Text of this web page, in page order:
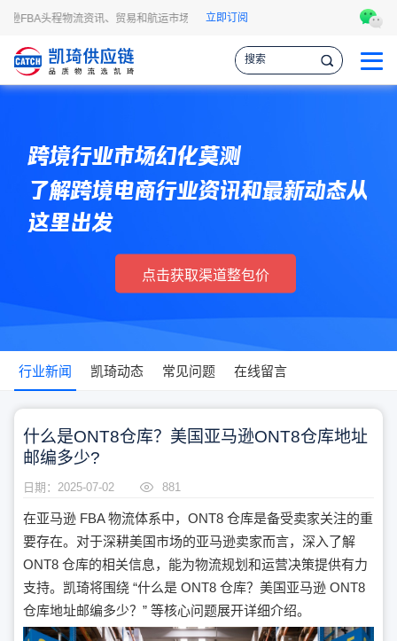
FBA头程物流资讯、贸易和航运市场的趋势和最新事件，让您掌握各种情报，作
立即订阅
跨境行业市场幻化莫测
了解跨境电商行业资讯和最新动态从
这里出发
点击获取渠道整包价
行业新闻 凯琦动态 常见问题 在线留言
什么是ONT8仓库？美国亚马逊ONT8仓库地址
邮编多少?
日期：2025-07-02 881
在亚马逊 FBA 物流体系中，ONT8 仓库是备受卖家关注的重
要存在。对于深耕美国市场的亚马逊卖家而言，深入了解
ONT8 仓库的相关信息，能为物流规划和运营决策提供有力
支持。凯琦将围绕 “什么是 ONT8 仓库？美国亚马逊 ONT8
仓库地址邮编多少？” 等核心问题展开详细介绍。